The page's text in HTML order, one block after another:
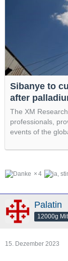
Sibanye to
after
The XM
professionals,
events of the
4
Palatin
12000g
15. Dezember 2023